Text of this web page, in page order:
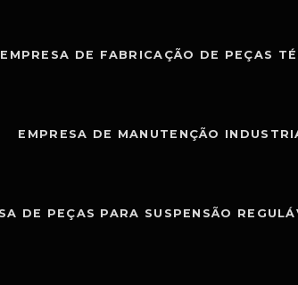
EMPRESA DE FABRICAÇÃO DE PEÇAS
EMPRESA DE MANUTENÇÃO
DE PEÇAS PARA SUSPENSÃO